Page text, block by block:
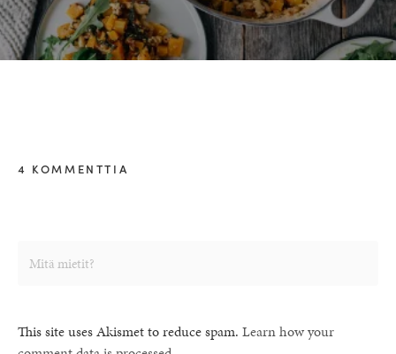
4 KOMMENTTIA
This site uses Akismet to reduce spam. Learn how your